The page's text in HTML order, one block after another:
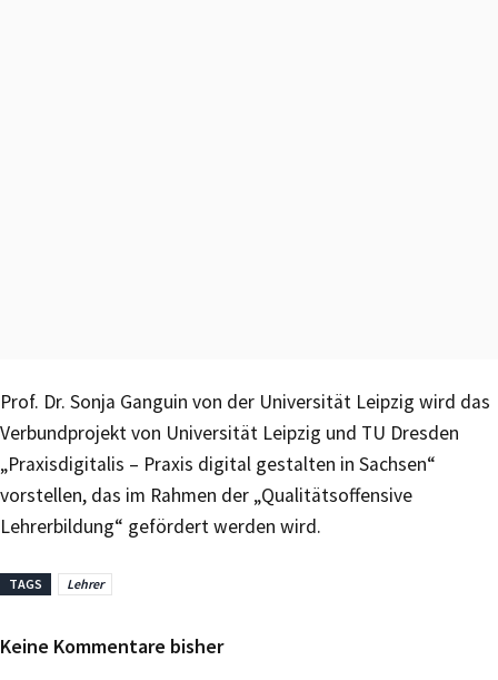
Prof. Dr. Sonja Ganguin von der Universität Leipzig wird das
Verbundprojekt von Universität Leipzig und TU Dresden
„Praxisdigitalis – Praxis digital gestalten in Sachsen“
vorstellen, das im Rahmen der „Qualitätsoffensive
Lehrerbildung“ gefördert werden wird.
TAGS Lehrer
Keine Kommentare bisher